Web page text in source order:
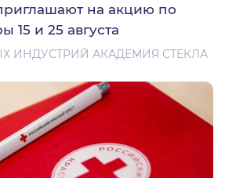
на акцию по
15 и 25 августа
ИНДУСТРИЙ АКАДЕМИЯ СТЕКЛА